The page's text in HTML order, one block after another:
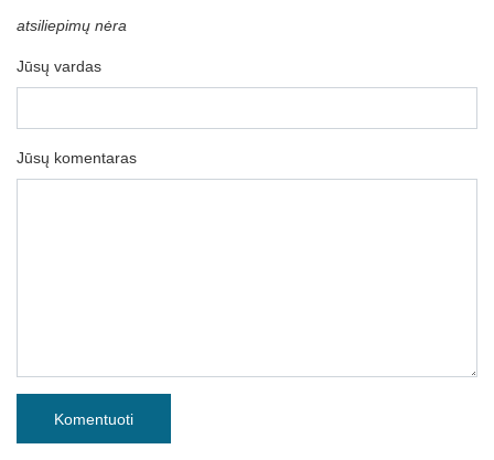
atsiliepimų nėra
Jūsų vardas
Jūsų komentaras
Komentuoti